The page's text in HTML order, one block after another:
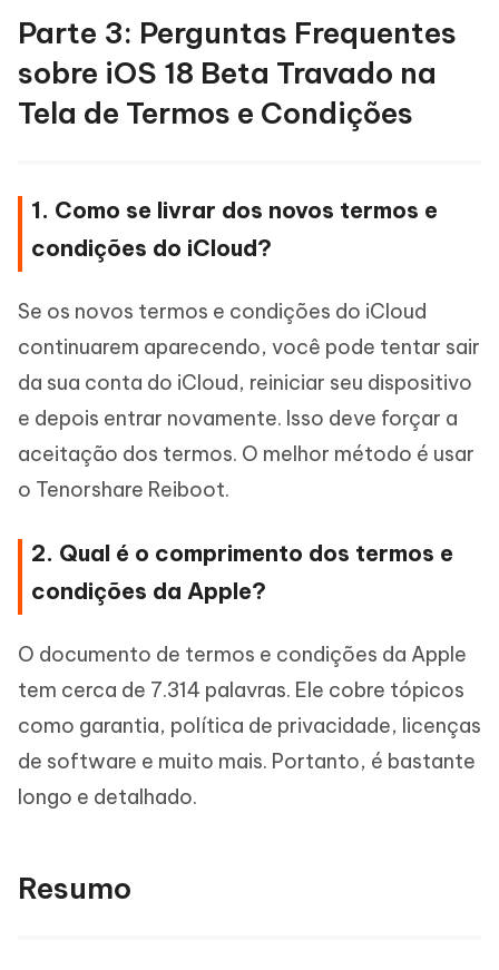
Parte 3: Perguntas Frequentes
sobre iOS 18 Beta Travado na
Tela de Termos e Condições
1. Como se livrar dos novos termos e
condições do iCloud?
Se os novos termos e condições do iCloud
continuarem aparecendo, você pode tentar sair
da sua conta do iCloud, reiniciar seu dispositivo
e depois entrar novamente. Isso deve forçar a
aceitação dos termos. O melhor método é usar
o Tenorshare Reiboot.
2. Qual é o comprimento dos termos e
condições da Apple?
O documento de termos e condições da Apple
tem cerca de 7.314 palavras. Ele cobre tópicos
como garantia, política de privacidade, licenças
de software e muito mais. Portanto, é bastante
longo e detalhado.
Resumo